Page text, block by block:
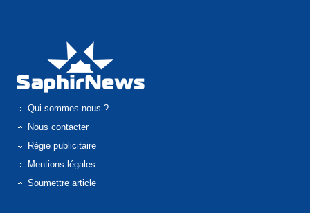
Qui sommes-nous ?
Nous contacter
Régie publicitaire
Mentions légales
Soumettre article